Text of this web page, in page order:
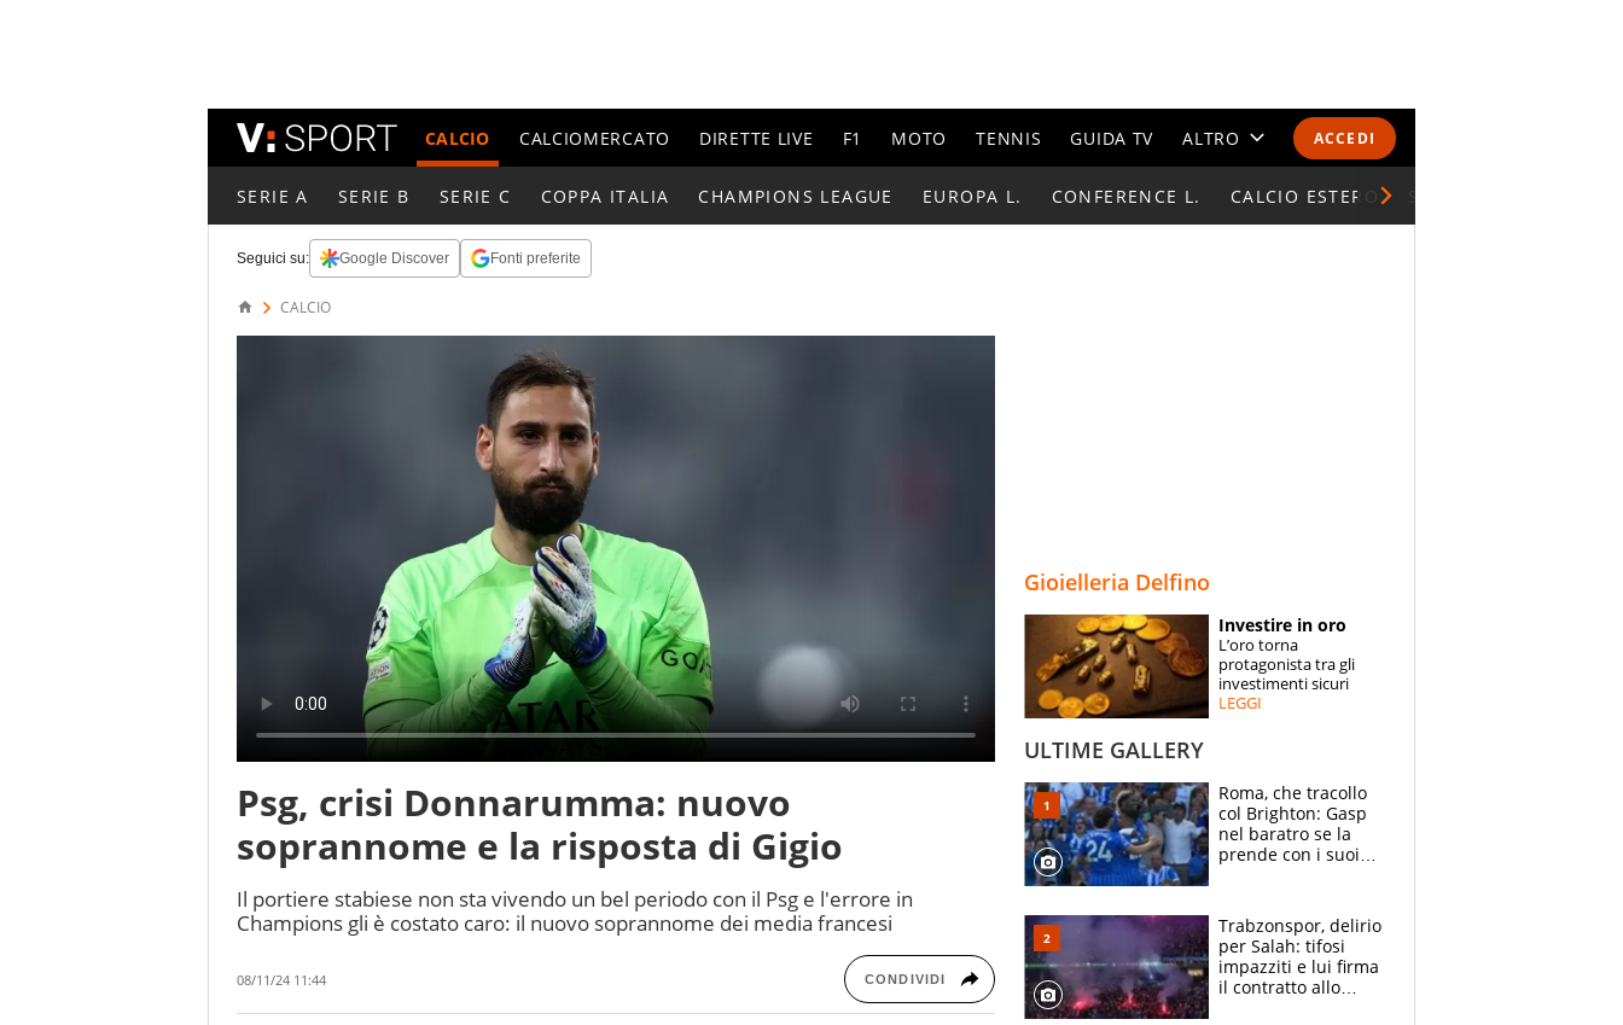
ACCEDI
CALCIO CALCIOMERCATO DIRETTE LIVE F1 MOTO TENNIS GUIDA TV ALTRO
CALENDARI E CLASSIFICHE
ESPERTI
CONTATTI
SERIE A SERIE B SERIE C COPPA ITALIA CHAMPIONS LEAGUE EUROPA L. CONFERENCE L. CALCIO ESTERO
Seguici su: Google Discover Fonti preferite
CALCIO
Psg, crisi Donnarumma: nuovo
soprannome e la risposta di Gigio
Il portiere stabiese non sta vivendo un bel periodo con il Psg e l'errore in
Champions gli è costato caro: il nuovo soprannome dei media francesi
08/11/24 11:44 CONDIVIDI
Gioielleria Delfino
Investire in oro
L’oro torna
protagonista tra gli
investimenti sicuri
LEGGI
ULTIME GALLERY
Roma, che tracollo
col Brighton: Gasp
nel baratro se la
prende con i suoi
Trabzonspor, delirio
per Salah: tifosi
impazziti e lui firma
il contratto allo